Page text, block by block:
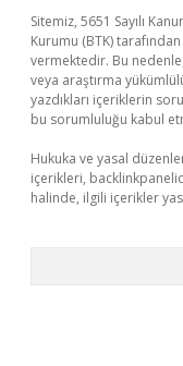
Sitemiz, 5651 Sayılı
Kurumu (BTK)
vermektedir. Bu
veya araştırma
yazdıkları içeriklerin
bu sorumluluğu kabul
Hukuka ve yasal
içerikleri,
halinde, ilgili içerikler